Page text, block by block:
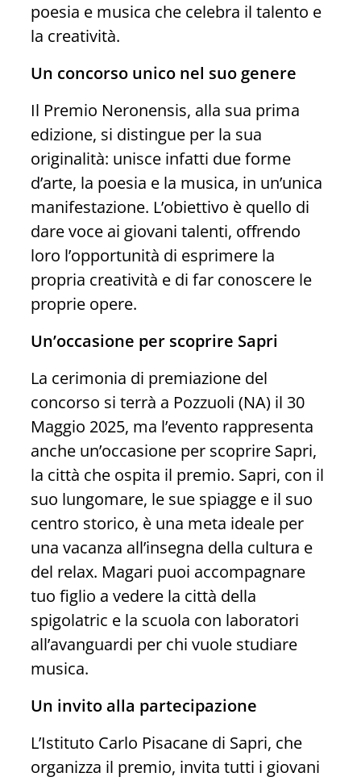
poesia e musica che celebra il talento e
la creatività.
Un concorso unico nel suo genere
Il Premio Neronensis, alla sua prima
edizione, si distingue per la sua
originalità: unisce infatti due forme
d’arte, la poesia e la musica, in un’unica
manifestazione. L’obiettivo è quello di
dare voce ai giovani talenti, offrendo
loro l’opportunità di esprimere la
propria creatività e di far conoscere le
proprie opere.
Un’occasione per scoprire Sapri
La cerimonia di premiazione del
concorso si terrà a Pozzuoli (NA) il 30
Maggio 2025, ma l’evento rappresenta
anche un’occasione per scoprire Sapri,
la città che ospita il premio. Sapri, con il
suo lungomare, le sue spiagge e il suo
centro storico, è una meta ideale per
una vacanza all’insegna della cultura e
del relax. Magari puoi accompagnare
tuo figlio a vedere la città della
spigolatric e la scuola con laboratori
all’avanguardi per chi vuole studiare
musica.
Un invito alla partecipazione
L’Istituto Carlo Pisacane di Sapri, che
organizza il premio, invita tutti i giovani